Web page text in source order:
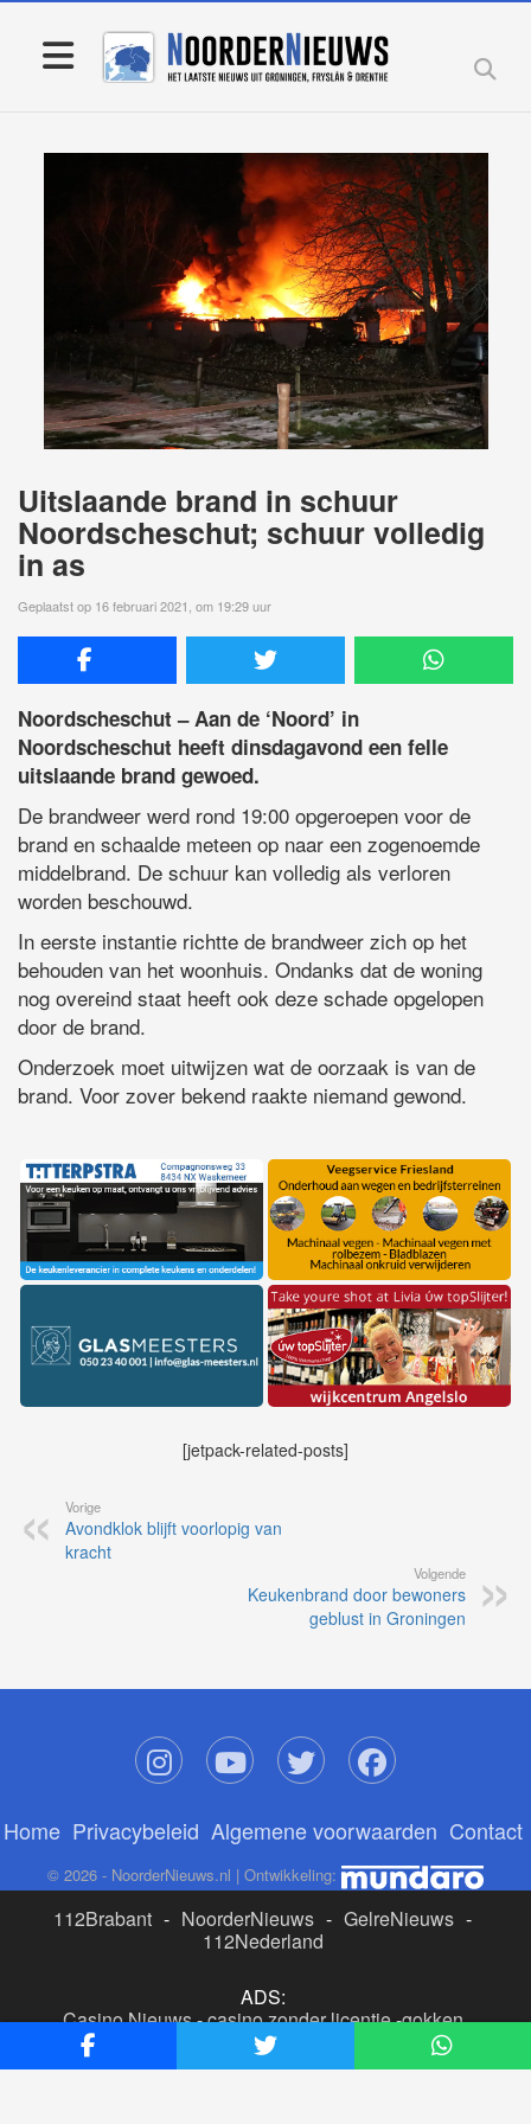
Uitslaande brand in schuur
Noordscheschut; schuur volledig
in as
Geplaatst op 16 februari 2021, om 19:29 uur
Noordscheschut – Aan de ‘Noord’ in
Noordscheschut heeft dinsdagavond een felle
uitslaande brand gewoed.
De brandweer werd rond 19:00 opgeroepen voor de
brand en schaalde meteen op naar een zogenoemde
middelbrand. De schuur kan volledig als verloren
worden beschouwd.
In eerste instantie richtte de brandweer zich op het
behouden van het woonhuis. Ondanks dat de woning
nog overeind staat heeft ook deze schade opgelopen
door de brand.
Onderzoek moet uitwijzen wat de oorzaak is van de
brand. Voor zover bekend raakte niemand gewond.
[jetpack-related-posts]
Vorige
Avondklok blijft voorlopig van
kracht
Volgende
Keukenbrand door bewoners
geblust in Groningen
Home Privacybeleid Algemene voorwaarden Contact
© 2026 - NoorderNieuws.nl | Ontwikkeling:
112Brabant - NoorderNieuws - GelreNieuws -
112Nederland
ADS:
Casino Nieuws-casino zonder licentie-gokken
buitenlandse site
beste online casino nederland